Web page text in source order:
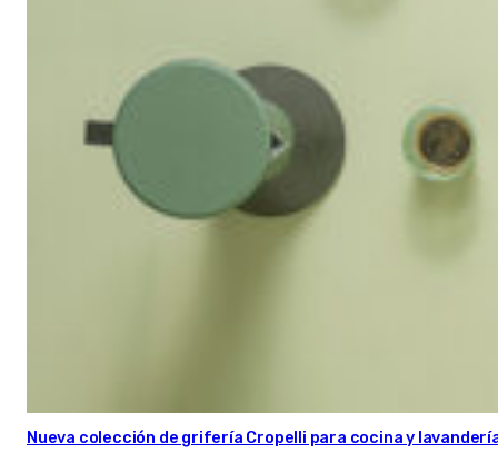
Nueva colección de grifería Cropelli para cocina y